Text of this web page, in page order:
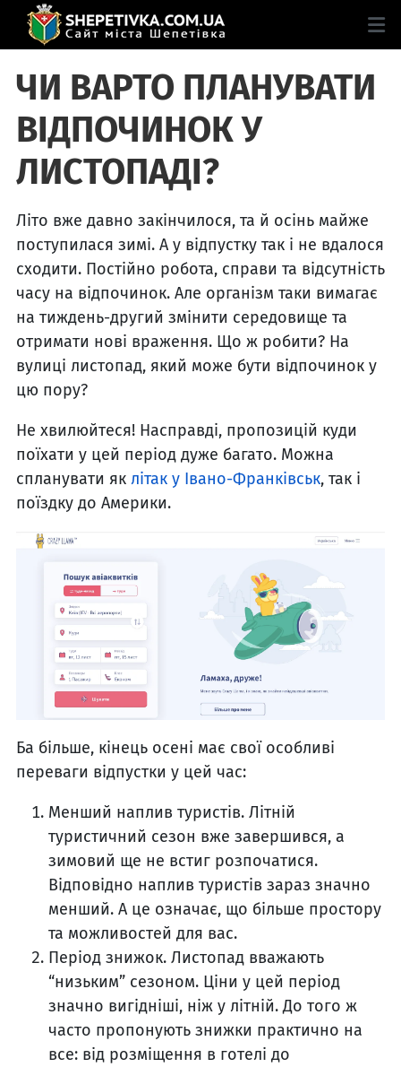
ЧИ ВАРТО ПЛАНУВАТИ
ВІДПОЧИНОК У
ЛИСТОПАДІ?
Літо вже давно закінчилося, та й осінь майже
поступилася зимі. А у відпустку так і не вдалося
сходити. Постійно робота, справи та відсутність
часу на відпочинок. Але організм таки вимагає
на тиждень-другий змінити середовище та
отримати нові враження. Що ж робити? На
вулиці листопад, який може бути відпочинок у
цю пору?
Не хвилюйтеся! Насправді, пропозицій куди
поїхати у цей період дуже багато. Можна
спланувати як літак у Івано-Франківськ, так і
поїздку до Америки.
Ба більше, кінець осені має свої особливі
переваги відпустки у цей час:
Менший наплив туристів. Літній
туристичний сезон вже завершився, а
зимовий ще не встиг розпочатися.
Відповідно наплив туристів зараз значно
менший. А це означає, що більше простору
та можливостей для вас.
Період знижок. Листопад вважають
“низьким” сезоном. Ціни у цей період
значно вигідніші, ніж у літній. До того ж
часто пропонують знижки практично на
все: від розміщення в готелі до